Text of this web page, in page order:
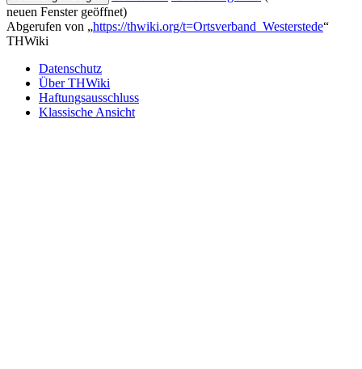
neuen Fenster geöffnet)
Abgerufen von „https://thwiki.org/t=Ortsverband_Westerstede“
THWiki
Datenschutz
Über THWiki
Haftungsausschluss
Klassische Ansicht